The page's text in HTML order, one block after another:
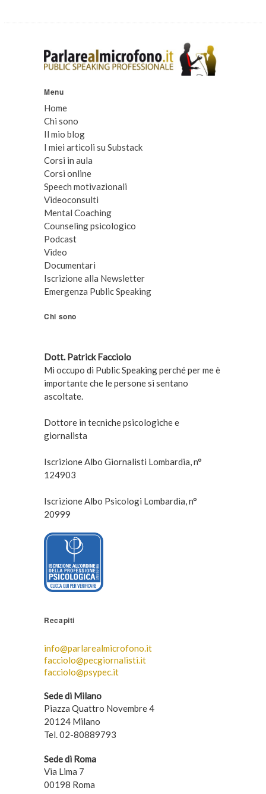
Menu
Home
Chi sono
Il mio blog
I miei articoli su Substack
Corsi in aula
Corsi online
Speech motivazionali
Videoconsulti
Mental Coaching
Counseling psicologico
Podcast
Video
Documentari
Iscrizione alla Newsletter
Emergenza Public Speaking
Chi sono
Dott. Patrick Facciolo
Mi occupo di Public Speaking perché per me è
importante che le persone si sentano
ascoltate.
Dottore in tecniche psicologiche e
giornalista
Iscrizione Albo Giornalisti Lombardia, n°
124903
Iscrizione Albo Psicologi Lombardia, n°
20999
Recapiti
info@parlarealmicrofono.it
facciolo@pecgiornalisti.it
facciolo@psypec.it
Sede di Milano
Piazza Quattro Novembre 4
20124 Milano
Tel. 02-80889793
Sede di Roma
Via Lima 7
00198 Roma